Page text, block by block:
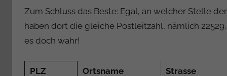
Zum Schluss das Beste: Egal, an welcher Stelle
haben dort die gleiche Postleitzahl, nämlich
es doch wahr!
PLZ Ortsname Strasse